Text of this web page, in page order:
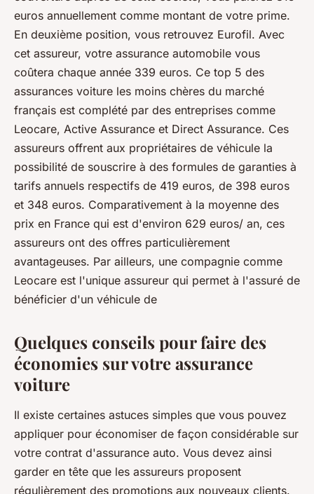
euros annuellement comme montant de votre prime.
En deuxième position, vous retrouvez Eurofil. Avec
cet assureur, votre assurance automobile vous
coûtera chaque année 339 euros. Ce top 5 des
assurances voiture les moins chères du marché
français est complété par des entreprises comme
Leocare, Active Assurance et Direct Assurance. Ces
assureurs offrent aux propriétaires de véhicule la
possibilité de souscrire à des formules de garanties à
tarifs annuels respectifs de 419 euros, de 398 euros
et 348 euros. Comparativement à la moyenne des
prix en France qui est d'environ 629 euros/ an, ces
assureurs ont des offres particulièrement
avantageuses. Par ailleurs, une compagnie comme
Leocare est l'unique assureur qui permet à l'assuré de
bénéficier d'un véhicule de
Quelques conseils pour faire des
économies sur votre assurance
voiture
Il existe certaines astuces simples que vous pouvez
appliquer pour économiser de façon considérable sur
votre contrat d'assurance auto. Vous devez ainsi
garder en tête que les assureurs proposent
régulièrement des promotions aux nouveaux clients.